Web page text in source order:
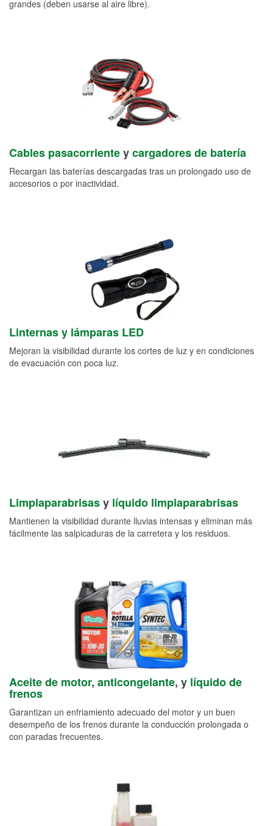
grandes (deben usarse al aire libre).
Cables pasacorrienteycargadores de batería
Recargan las baterías descargadas tras un prolongado uso de
accesorios o por inactividad.
Linternas y lámparas LED
Mejoran la visibilidad durante los cortes de luz y en condiciones
de evacuación con poca luz.
Limpiaparabrisasy líquido limpiaparabrisas
Mantienen la visibilidad durante lluvias intensas y eliminan más
fácilmente las salpicaduras de la carretera y los residuos.
Aceite de motor, anticongelante, y líquido de
frenos
Garantizan un enfriamiento adecuado del motor y un buen
desempeño de los frenos durante la conducción prolongada o
con paradas frecuentes.